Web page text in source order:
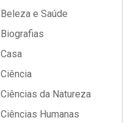
Beleza e Saúde
Biografias
Casa
Ciência
Ciências da Natureza
Ciências Humanas